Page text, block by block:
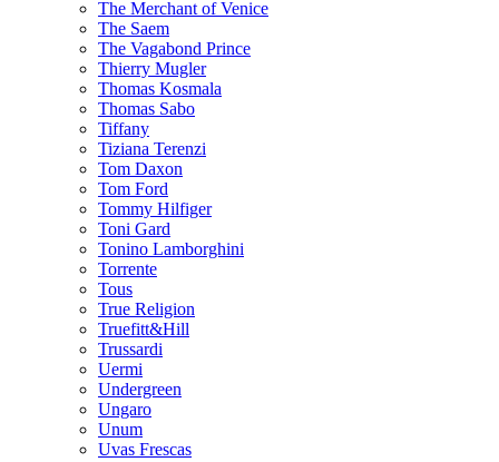
The Merchant of Venice
The Saem
The Vagabond Prince
Thierry Mugler
Thomas Kosmala
Thomas Sabo
Tiffany
Tiziana Terenzi
Tom Daxon
Tom Ford
Tommy Hilfiger
Toni Gard
Tonino Lamborghini
Torrente
Tous
True Religion
Truefitt&Hill
Trussardi
Uermi
Undergreen
Ungaro
Unum
Uvas Frescas